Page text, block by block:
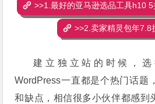
>>1.最好的亚马逊选品工具h10
>>2.卖家精灵包年7.8
建立独立站的时候，选
WordPress一直都是个热门话题
和缺点，相信很多小伙伴都感到